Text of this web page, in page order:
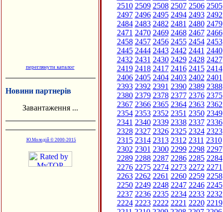
переглянути каталог
Новини партнерів
Завантаження ...
Ю.Молодій © 2000-2015
2510 2509 2508 2507 2506 2505
2497 2496 2495 2494 2493 2492
2484 2483 2482 2481 2480 2479
2471 2470 2469 2468 2467 2466
2458 2457 2456 2455 2454 2453
2445 2444 2443 2442 2441 2440
2432 2431 2430 2429 2428 2427
2419 2418 2417 2416 2415 2414
2406 2405 2404 2403 2402 2401
2393 2392 2391 2390 2389 2388
2380 2379 2378 2377 2376 2375
2367 2366 2365 2364 2363 2362
2354 2353 2352 2351 2350 2349
2341 2340 2339 2338 2337 2336
2328 2327 2326 2325 2324 2323
2315 2314 2313 2312 2311 2310
2302 2301 2300 2299 2298 2297
2289 2288 2287 2286 2285 2284
2276 2275 2274 2273 2272 2271
2263 2262 2261 2260 2259 2258
2250 2249 2248 2247 2246 2245
2237 2236 2235 2234 2233 2232
2224 2223 2222 2221 2220 2219